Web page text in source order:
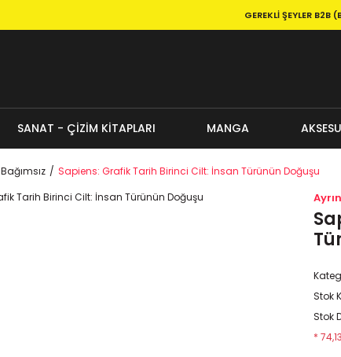
GEREKLI ŞEYLER B2B
SANAT - ÇİZİM KİTAPLARI MANGA
Bağımsız Sapiens: Grafik Tarih Birinci Cilt: İnsan Türünün Doğuşu
Stok
Stok
*